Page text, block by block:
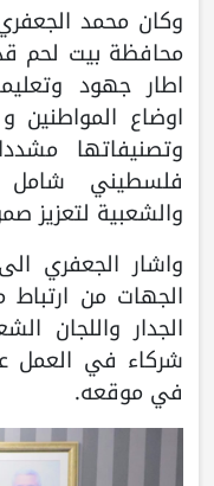
وكان محمد
محافظة بيت لحم
اطار جهود
اوضاع
وتصنيفاتها
فلسطيني شامل
والشعبية لتعزيز
واشار الجعفري
الجهات من
الجدار واللجان
شركاء في العمل
في موقعه.